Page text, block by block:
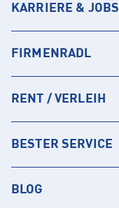
KARRIERE & JOBS
FIRMENRADL
RENT / VERLEIH
BESTER SERVICE
BLOG